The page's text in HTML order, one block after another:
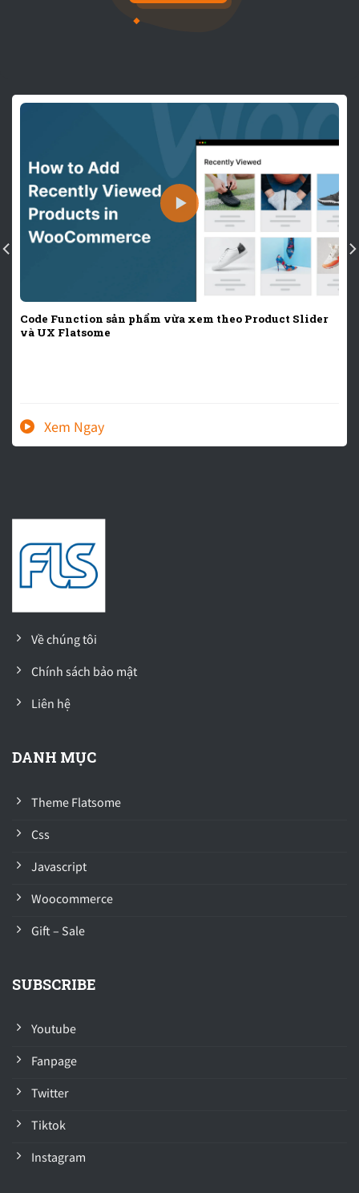
Code Function sản phẩm vừa xem theo Product Slider
và UX Flatsome
Về chúng tôi
Chính sách bảo mật
Liên hệ
DANH MỤC
Theme Flatsome
Css
Javascript
Woocommerce
Gift – Sale
SUBSCRIBE
Youtube
Fanpage
Twitter
Tiktok
Instagram